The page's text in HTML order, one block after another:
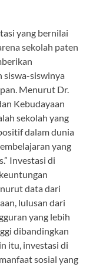
yang bernilai
sekolah paten
siswa-siswinya
Menurut Dr.
Kebudayaan
sekolah yang
dalam dunia
yang
Investasi di
data dari
lulusan dari
yang lebih
dibandingkan
itu, investasi di
sosial yang